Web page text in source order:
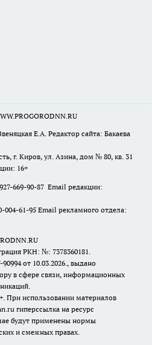
Е.А. Редактор сайта: Бакаева
г. Киров, ул. Азина, дом № 80, кв. 31
16+
669-90-87 Email редакции:
61-95 Email рекламного отдела:
РКН: №: 7378360181.
от 10.03.2026., выдано
в сфере связи, информационных
При использовании материалов
гиперссылка на ресурс
будут применены нормы
и смежных правах.